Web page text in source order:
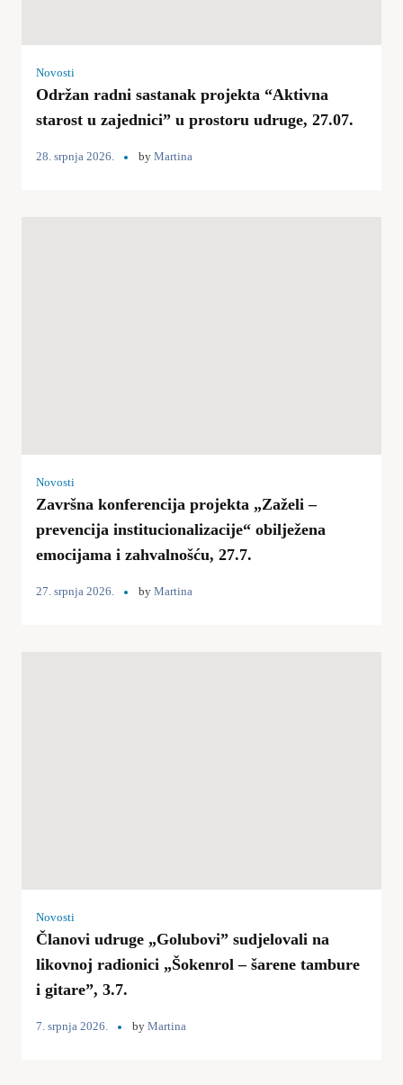
Novosti
Održan radni sastanak projekta “Aktivna
starost u zajednici” u prostoru udruge, 27.07.
28. srpnja 2026. by Martina
Novosti
Završna konferencija projekta „Zaželi –
prevencija institucionalizacije“ obilježena
emocijama i zahvalnošću, 27.7.
27. srpnja 2026. by Martina
Novosti
Članovi udruge „Golubovi” sudjelovali na
likovnoj radionici „Šokenrol – šarene tambure
i gitare”, 3.7.
7. srpnja 2026. by Martina